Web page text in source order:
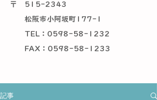
〒
515-2343
松阪市小阿坂町177-1
TEL：0598-58-1232
​ FAX：0598-58-1233
記事